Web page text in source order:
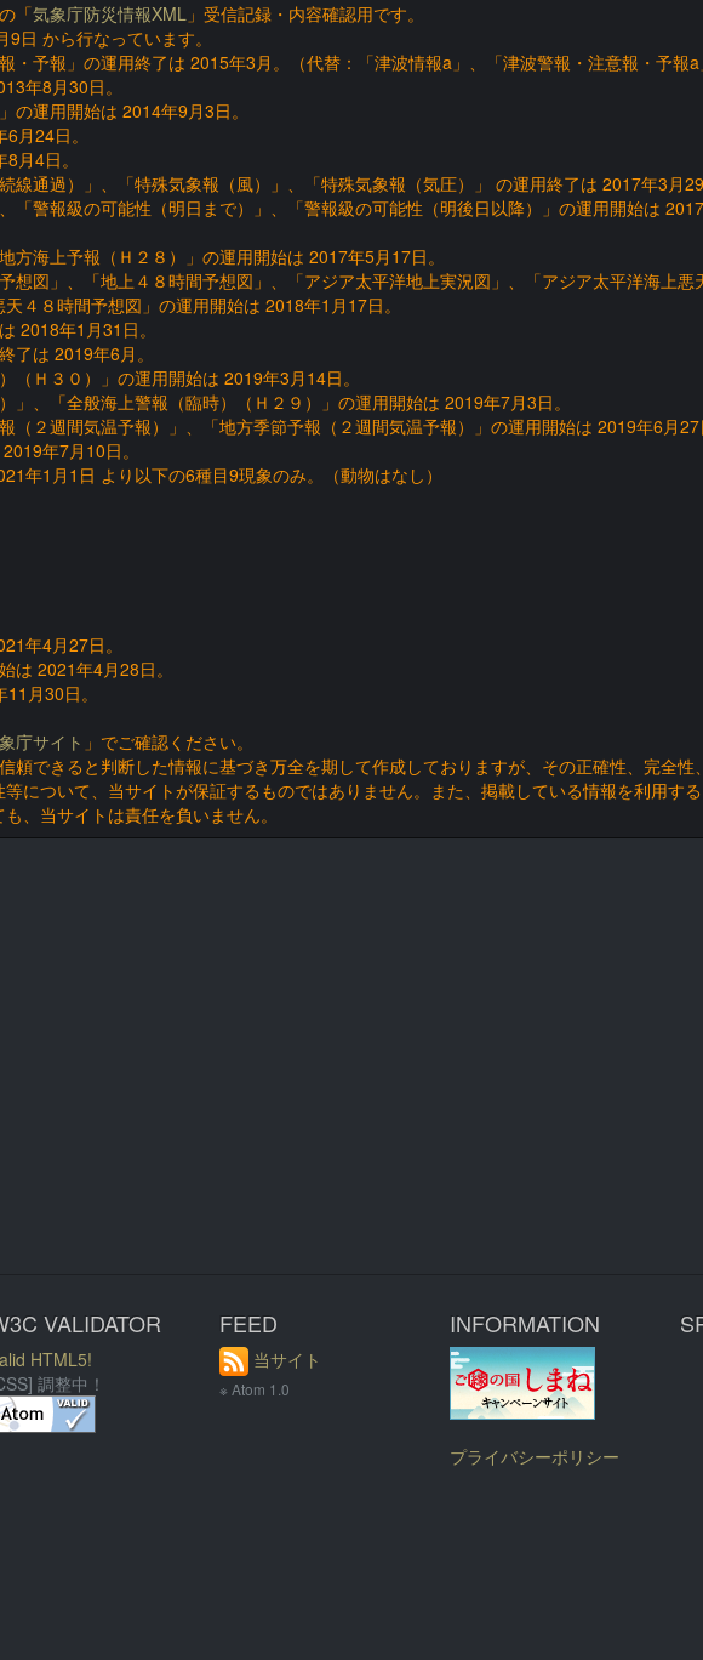
「気象庁防災情報XML 」受信記録・内容確認用です。
日 から行なっています。
・予報」の運用終了は 2015年3月。（代替：「津波情報a」、「津波警報・注意報・予報a
年8月30日。
の運用開始は 2014年9月3日。
月24日。
月4日。
線通過）」、「特殊気象報（風）」、「特殊気象報（気圧）」 の運用終了は 2017年3月29
「警報級の可能性（明日まで）」、「警報級の可能性（明後日以降）」の運用開始は
方海上予報（Ｈ２８）」の運用開始は 2017年5月17日。
想図」、「地上４８時間予想図」、「アジア太平洋地上実況図」、「アジア太平洋海上悪
４８時間予想図」の運用開始は 2018年1月17日。
2018年1月31日。
了は 2019年6月。
（Ｈ３０）」の運用開始は 2019年3月14日。
」、「全般海上警報（臨時）（Ｈ２９）」の運用開始は 2019年7月3日。
（２週間気温予報）」、「地方季節予報（２週間気温予報）」の運用開始は 2019年6月27
年7月10日。
年1月1日 より以下の6種目9現象のみ。（動物はなし）
年4月27日。
は 2021年4月28日。
月30日。
庁サイト 」でご確認ください。
頼できると判断した情報に基づき万全を期して作成しておりますが、その正確性、完全性
について、当サイトが保証するものではありません。また、掲載している情報を利用す
、当サイトは責任を負いません。
VALIDATOR
HTML5!
調整中！
FEED
当サイト
※ Atom 1.0
INFORMATION
プライバシーポリシー